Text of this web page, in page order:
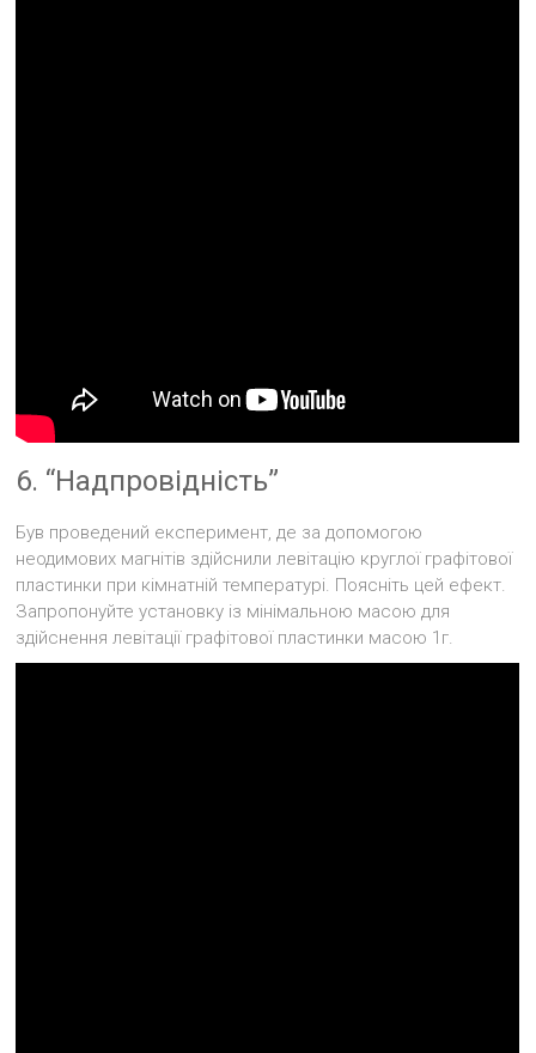
6. “Надпровідність”
Був проведений експеримент, де за допомогою
неодимових магнітів здійснили левітацію круглої графітової
пластинки при кімнатній температурі. Поясніть цей ефект.
Запропонуйте установку із мінімальною масою для
здійснення левітації графітової пластинки масою 1г.